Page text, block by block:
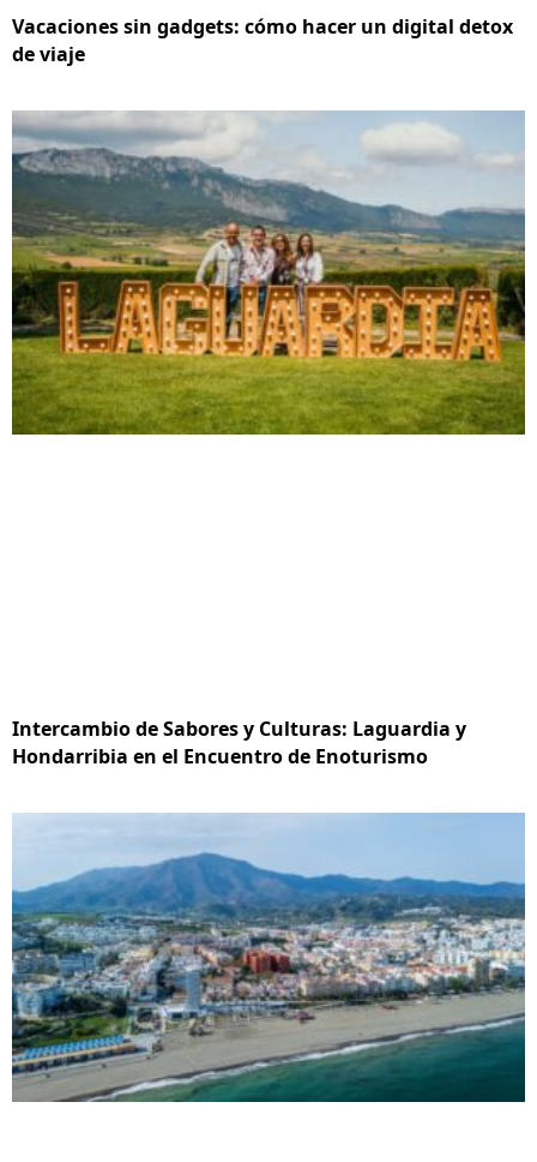
Vacaciones sin gadgets: cómo hacer un digital detox
de viaje
Intercambio de Sabores y Culturas: Laguardia y
Hondarribia en el Encuentro de Enoturismo